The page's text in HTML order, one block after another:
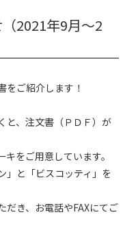
2021年9月～2
をご紹介します！
と、注文書（ＰＤＦ）が
をご用意しています。
」と「ビスコッティ」を
だき、お電話やFAXにてご